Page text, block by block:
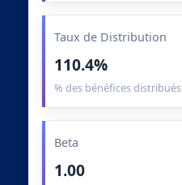
Taux de Distribution
110.4%
% des bénéfices distribués
Beta
1.00